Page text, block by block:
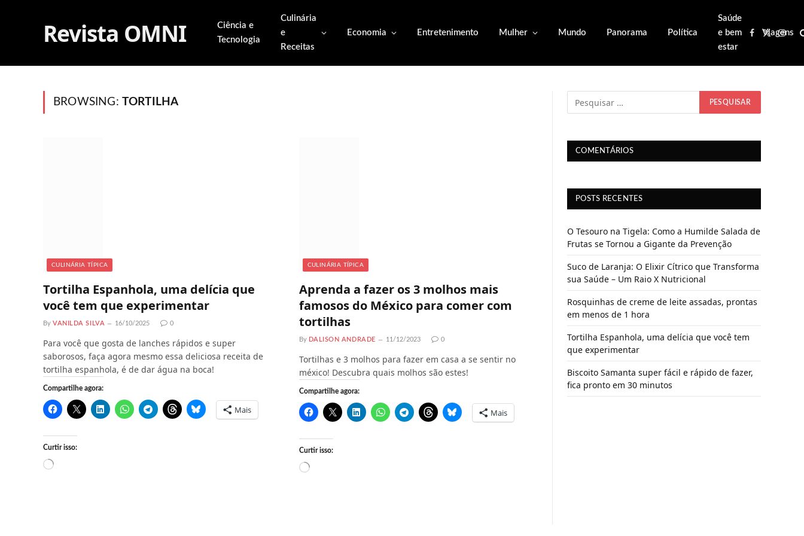
Revista OMNI
Ciência e
Tecnologia
Culinária
e
Receitas
Economia Entretenimento Mulher Mundo Panorama Política
Saúde
e bem
estar
Viagens
Facebook
X
BROWSING: TORTILHA
CULINÁRIA TÍPICA
Tortilha Espanhola, uma delícia que
você tem que experimentar
By VANILDA SILVA 16/10/2025 0
Para você que gosta de lanches rápidos e super
saborosos, faça agora mesmo essa deliciosa receita de
tortilha espanhola, é de dar água na boca!
Compartilhe agora:
Mais
Curtir isso:
C
CULINÁRIA TÍPICA
Aprenda a fazer os 3 molhos mais
famosos do México para comer com
tortilhas
By DALISON ANDRADE 11/12/2023 0
Tortilhas e 3 molhos para fazer em casa a se sentir no
méxico! Descubra quais molhos são estes!
Compartilhe agora:
Mais
Curtir isso:
C
COMENTÁRIOS
POSTS RECENTES
O Tesouro na Tigela: Como a Humilde Salada de
Frutas se Tornou a Gigante da Prevenção
Suco de Laranja: O Elixir Cítrico que Transforma
sua Saúde – Um Raio X Nutricional
Rosquinhas de creme de leite assadas, prontas
em menos de 1 hora
Tortilha Espanhola, uma delícia que você tem
que experimentar
Biscoito Samanta super fácil e rápido de fazer,
fica pronto em 30 minutos